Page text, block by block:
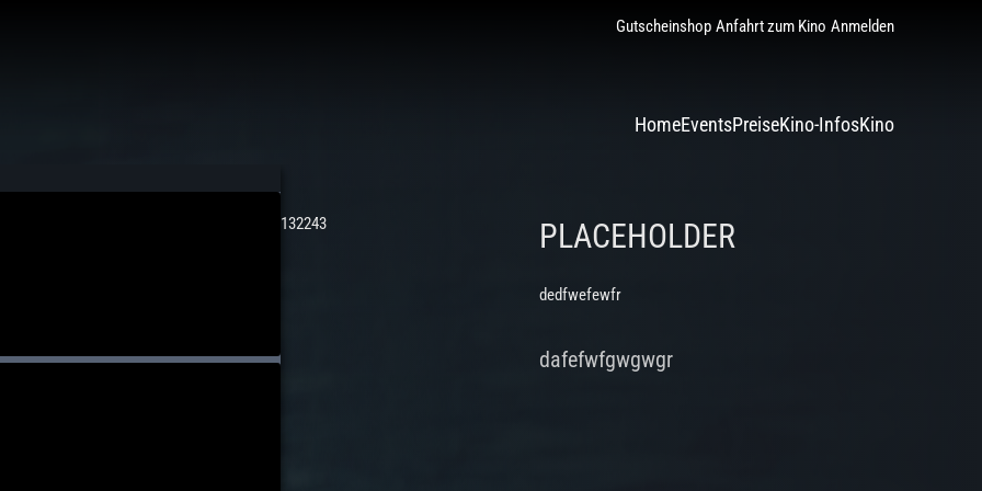
Gutscheinshop Anfahrt zum Kino Anmelden
HomeEventsPreiseKino-InfosKino
132243 PLACEHOLDER
dedfwefewfr
dafefwfgwgwgr